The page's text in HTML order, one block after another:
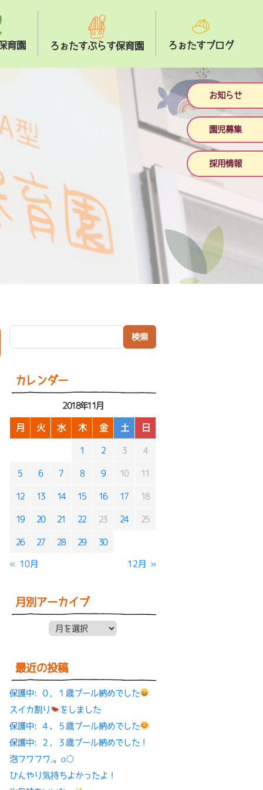
お知らせ
園児募集
採用情報
育園 ろぉたすぷらす保育園 ろぉたすブログ
カレンダー
2018年11月
月 火 水 木 金 土 日
1 2 3 4
5 6 7 8 9 10 11
12 13 14 15 16 17 18
19 20 21 22 23 24 25
26 27 28 29 30
« 10月 12月 »
月別アーカイブ
月別アーカイブ
最近の投稿
保護中: ０，１歳プール納めでした
スイカ割り
をしました
保護中: ４、５歳プール納めでした
保護中: ２，３歳プール納めでした！
泡フワフワ.。o○
ひんやり気持ちよかったよ！